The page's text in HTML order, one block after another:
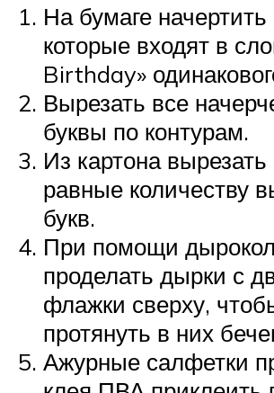
На бумаге
которые входят в
Birthday»
Вырезать все
буквы по контурам.
Из картона
равные количеству
букв.
При помощи
проделать дырки с
флажки сверху,
протянуть в них
Ажурные салфетки